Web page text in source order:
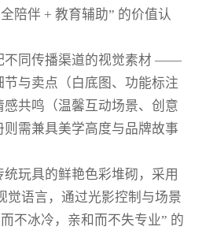
陪伴 + 教育辅助” 的价值认
不同传播渠道的视觉素材 ——
与卖点（白底图、功能标注
感共鸣（温馨互动场景、创意
需兼具美学高度与品牌故事
玩具的鲜艳色彩堆砌，采用
觉语言，通过光影控制与场景
不冰冷，亲和而不失专业” 的